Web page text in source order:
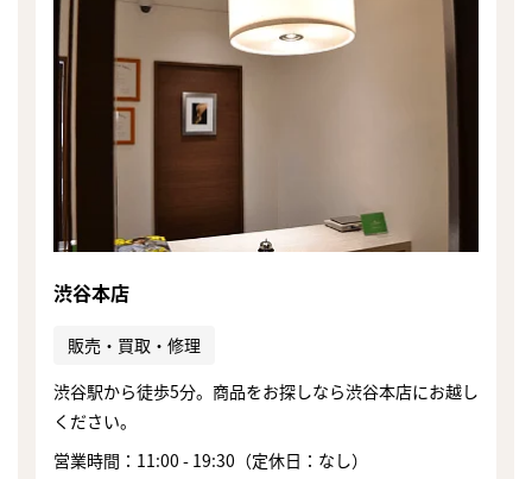
渋谷本店
販売・買取・修理
渋谷駅から徒歩5分。商品をお探しなら渋谷本店にお越し
ください。
営業時間：11:00 - 19:30（定休日：なし）